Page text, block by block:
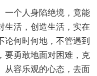
一个人身陷绝境，竟能
生活，创造生活，实在
论何时何地，不管遇到
要勇敢地面对困难，克
从容乐观的心态，去面